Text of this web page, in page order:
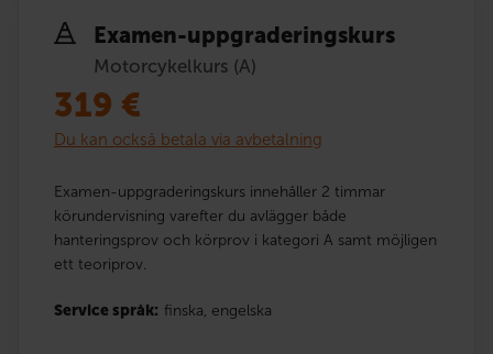
Examen-uppgraderingskurs
Motorcykelkurs (A)
319 €
Du kan också betala via avbetalning
Examen-uppgraderingskurs innehåller 2 timmar
körundervisning varefter du avlägger både
hanteringsprov och körprov i kategori A samt möjligen
ett teoriprov.
Service språk: finska, engelska